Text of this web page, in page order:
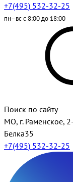
+7(495) 532-32-25
пн–вс с 8:00 до 18:00
Поиск по сайту
МО, г. Раменское,
Белка35
+7(495) 532-32-25